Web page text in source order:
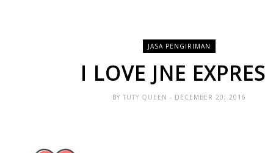
JASA PENGIRIMAN
I LOVE JNE
BY TUTY QUEEN - DECEMBER 20, 2016